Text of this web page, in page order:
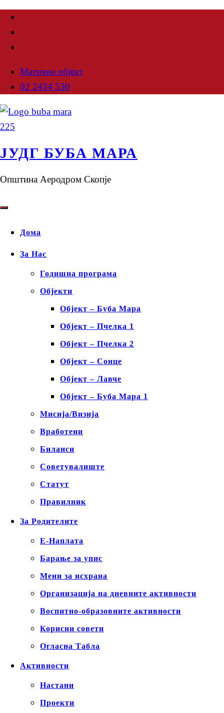
Матичен објект
02 2434 530
ЈУДГ БУБА МАРА
Општина Аеродром Скопје
Дома
За Нас
Годишна програма
Објекти
Објект – Буба Мара
Објект – Пчелка 1
Објект – Пчелка 2
Објект – Сонце
Објект – Лавче
Објект – Буба Мара 1
Мисија/Визија
Вработени
Биланси
Советувалиште
Статут
Правилник
За Родителите
Е-Наплата
Барање за упис
Мени за исхрана
Организација на дневните активности
Воспитно-образовните активности
Корисни совети
Огласна Табла
Активности
Настани
Проекти